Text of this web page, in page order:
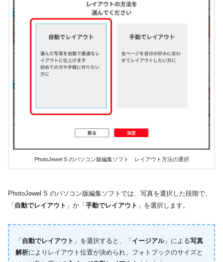
PhotoJewel S のパソコン版編集ソフト レイアウト方法の選択
PhotoJewel S のパソコン版編集ソフトでは、写真を選択した段階で、
「 自動でレイアウト 」か「 手動でレイアウト 」を選択します。
「自動でレイアウト 」を選択すると、「イージアル」による写真
解析によりレイアウト位置が決められ、フォトブックのサイズと